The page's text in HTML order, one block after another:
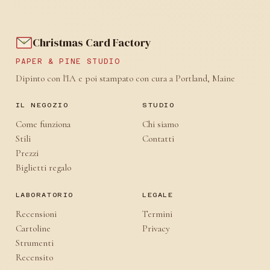
Christmas Card Factory
PAPER & PINE STUDIO
Dipinto con l'IA e poi stampato con cura a Portland, Maine
IL NEGOZIO
Come funziona
Stili
Prezzi
Biglietti regalo
STUDIO
Chi siamo
Contatti
LABORATORIO
Recensioni
Cartoline
Strumenti
Recensito
LEGALE
Termini
Privacy